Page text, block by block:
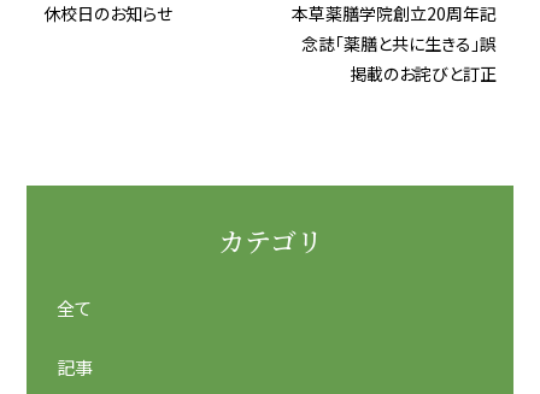
休校日のお知らせ
本草薬膳学院創立20周年記
念誌「薬膳と共に生きる」誤
掲載のお詫びと訂正
カテゴリ
全て
記事